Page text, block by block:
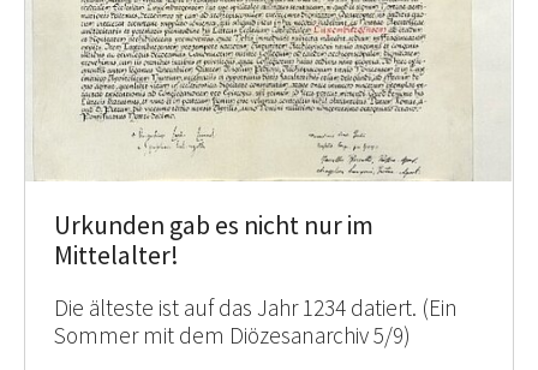
Urkunden gab es nicht nur im
Mittelalter!
Die älteste ist auf das Jahr 1234 datiert. (Ein
Sommer mit dem Diözesanarchiv 5/9)